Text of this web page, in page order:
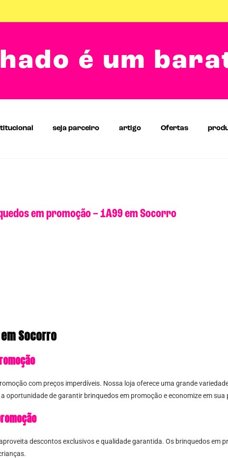
é um
seja parceiro artigo Ofertas
em promoção – 1A99 em Socorro
Socorro
com preços imperdíveis. Nossa loja oferece uma grande
oportunidade de garantir brinquedos em promoção e economize em sua
descontos exclusivos e qualidade garantida. Os brinquedos em